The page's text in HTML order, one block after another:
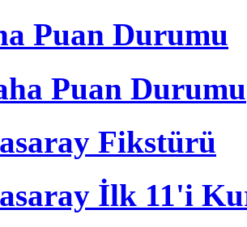
Puan Durumu
Puan Durumu
Fikstürü
İlk 11'i